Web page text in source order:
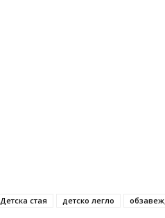
Детска стая детско легло